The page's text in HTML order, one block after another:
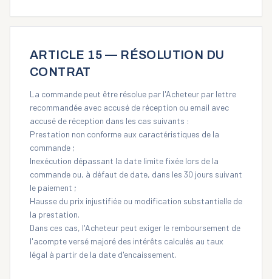
ARTICLE 15 — RÉSOLUTION DU
CONTRAT
La commande peut être résolue par l'Acheteur par lettre
recommandée avec accusé de réception ou email avec
accusé de réception dans les cas suivants :
Prestation non conforme aux caractéristiques de la
commande ;
Inexécution dépassant la date limite fixée lors de la
commande ou, à défaut de date, dans les 30 jours suivant
le paiement ;
Hausse du prix injustifiée ou modification substantielle de
la prestation.
Dans ces cas, l'Acheteur peut exiger le remboursement de
l'acompte versé majoré des intérêts calculés au taux
légal à partir de la date d'encaissement.